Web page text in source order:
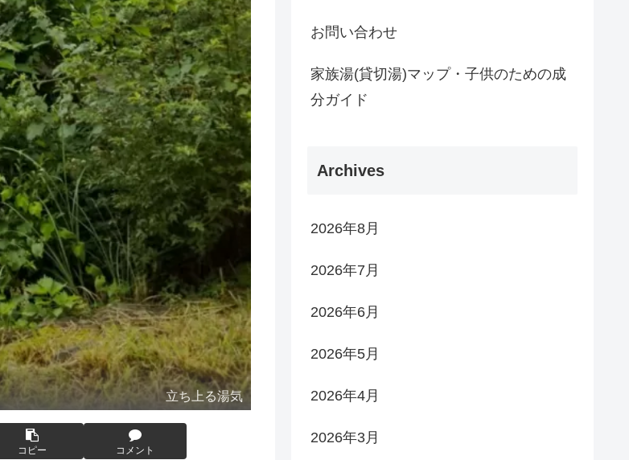
立ち上る湯気
コピー コメント
お問い合わせ
家族湯(貸切湯)マップ・子供のための成
分ガイド
Archives
2026年8月
2026年7月
2026年6月
2026年5月
2026年4月
2026年3月